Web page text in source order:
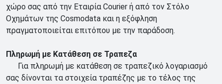
χώρο σας από την Εταιρία Courier ή από τον Στόλο
Οχημάτων της Cosmodata και η εξόφληση
πραγματοποιείται επιτόπου με την παράδοση.
Πληρωμή με Κατάθεση σε Τραπεζα
Για πληρωμή με κατάθεση σε τραπεζικό λογαριασμό
σας δίνονται τα στοιχεία τραπέζης με το τέλος της